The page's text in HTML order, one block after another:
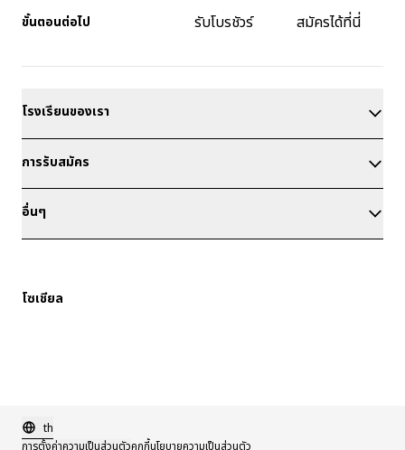
ขั้นตอนต่อไป รับโบรชัวร์ สมัครได้ที่นี่
โรงเรียนของเรา
การรับสมัคร
อื่นๆ
โซเชียล
th
การตั้งค่าความเป็นส่วนตัวคุกกี้นโยบายความเป็นส่วนตัว